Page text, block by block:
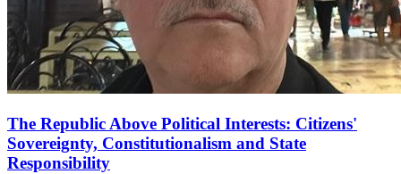
The Republic Above Political Interests: Citizens'
Sovereignty, Constitutionalism and State
Responsibility